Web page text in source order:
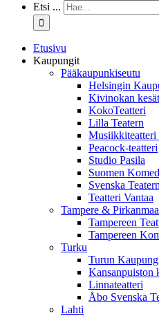
Etsi ...
Etusivu
Kaupungit
Pääkaupunkiseutu
Helsingin
Kivinokan
KokoTeatteri
Lilla Teatern
Musiikkiteatteri
Peacock-teatteri
Studio Pasila
Suomen
Svenska Teatern
Teatteri Vantaa
Tampere & Pirkanmaa
Tampereen
Tampereen
Turku
Turun
Kansanpuiston
Linnateatteri
Åbo Svenska
Lahti